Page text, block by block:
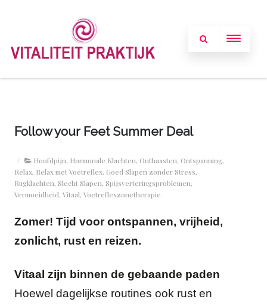
Follow your Feet Summer Deal
/ Hoofdpijn, Hormonale Klachten, Onthaasten, Ontspanning,
Relax, Relax met Voetreflex. Goed Slapen zonder Stress,
Rugklachten, Slecht Slapen, Spijsverteringsproblemen,
Vermoeidheid, Vitaal, Voetreflexzonetherapie
Zomer! Tijd voor ontspannen, vrijheid,
zonlicht, rust en reizen.
Vitaal zijn binnen de gebaande paden
Hoewel dagelijkse routines ook rust en